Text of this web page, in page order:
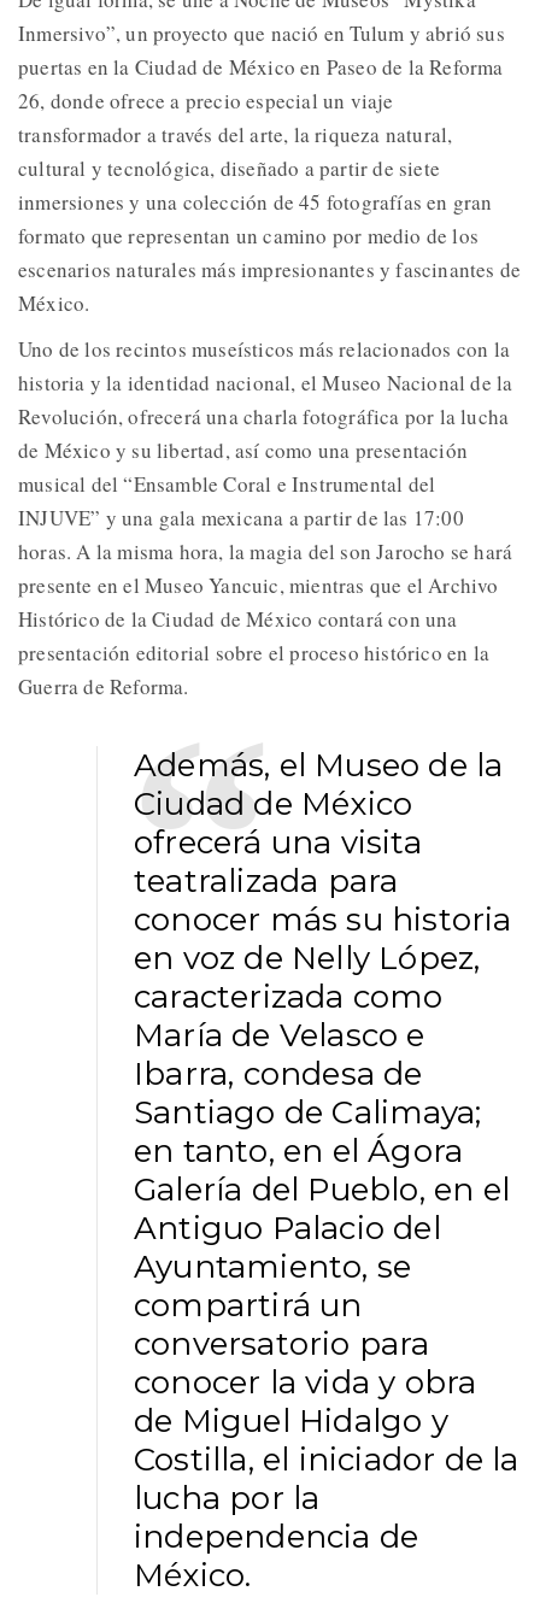
Inmersivo”, un proyecto que nació en Tulum y abrió sus
puertas en la Ciudad de México en Paseo de la Reforma
26, donde ofrece a precio especial un viaje
transformador a través del arte, la riqueza natural,
cultural y tecnológica, diseñado a partir de siete
inmersiones y una colección de 45 fotografías en gran
formato que representan un camino por medio de los
escenarios naturales más impresionantes y fascinantes de
México.
Uno de los recintos museísticos más relacionados con la
historia y la identidad nacional, el Museo Nacional de la
Revolución, ofrecerá una charla fotográfica por la lucha
de México y su libertad, así como una presentación
musical del “Ensamble Coral e Instrumental del
INJUVE” y una gala mexicana a partir de las 17:00
horas. A la misma hora, la magia del son Jarocho se hará
presente en el Museo Yancuic, mientras que el Archivo
Histórico de la Ciudad de México contará con una
presentación editorial sobre el proceso histórico en la
Guerra de Reforma.
Además, el Museo de la
Ciudad de México
ofrecerá una visita
teatralizada para
conocer más su historia
en voz de Nelly López,
caracterizada como
María de Velasco e
Ibarra, condesa de
Santiago de Calimaya;
en tanto, en el Ágora
Galería del Pueblo, en el
Antiguo Palacio del
Ayuntamiento, se
compartirá un
conversatorio para
conocer la vida y obra
de Miguel Hidalgo y
Costilla, el iniciador de la
lucha por la
independencia de
México.